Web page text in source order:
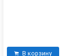
В корзину